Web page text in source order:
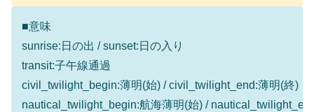
■意味
sunrise:日の出 / sunset:日の入り
transit:子午線通過
civil_twilight_begin:薄明(始) / civil_twilight_end:薄明(終)
nautical_twilight_begin:航海薄明(始) /